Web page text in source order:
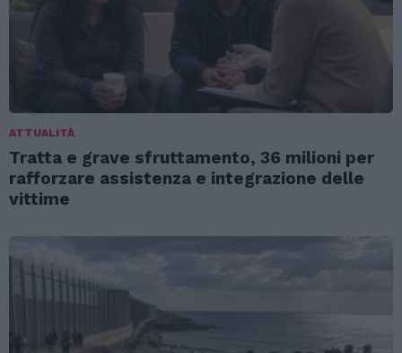
ATTUALITÀ
Tratta e grave sfruttamento, 36 milioni per
rafforzare assistenza e integrazione delle
vittime